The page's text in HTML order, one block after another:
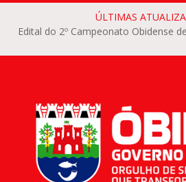
ÚLTIMAS
Edital do 2º Campeonato Obidense